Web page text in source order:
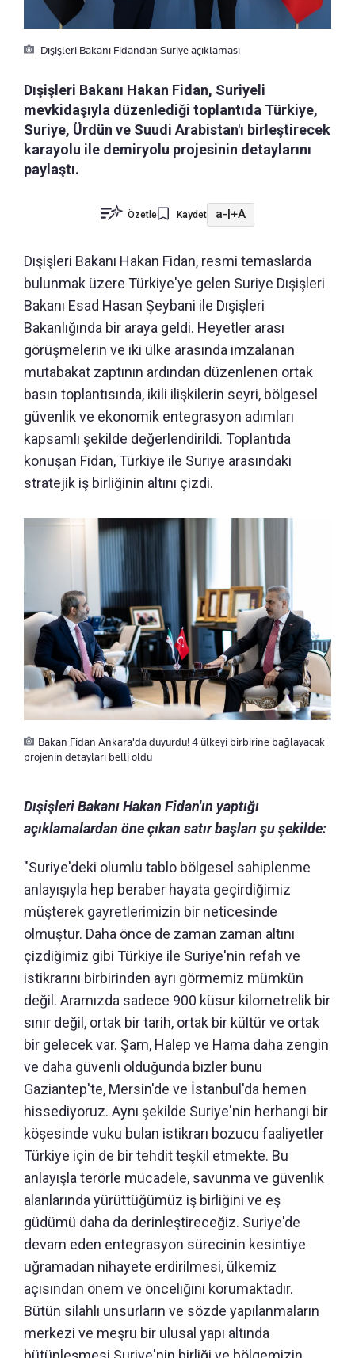
Dışişleri Bakanı Fidandan Suriye açıklaması
Dışişleri Bakanı Hakan Fidan, Suriyeli
mevkidaşıyla düzenlediği toplantıda Türkiye,
Suriye, Ürdün ve Suudi Arabistan'ı birleştirecek
karayolu ile demiryolu projesinin detaylarını
paylaştı.
Özetle Kaydet a- +A
Dışişleri Bakanı Hakan Fidan, resmi temaslarda
bulunmak üzere Türkiye'ye gelen Suriye Dışişleri
Bakanı Esad Hasan Şeybani ile Dışişleri
Bakanlığında bir araya geldi. Heyetler arası
görüşmelerin ve iki ülke arasında imzalanan
mutabakat zaptının ardından düzenlenen ortak
basın toplantısında, ikili ilişkilerin seyri, bölgesel
güvenlik ve ekonomik entegrasyon adımları
kapsamlı şekilde değerlendirildi. Toplantıda
konuşan Fidan, Türkiye ile Suriye arasındaki
stratejik iş birliğinin altını çizdi.
Bakan Fidan Ankara'da duyurdu! 4 ülkeyi birbirine bağlayacak
projenin detayları belli oldu
Dışişleri Bakanı Hakan Fidan'ın yaptığı
açıklamalardan öne çıkan satır başları şu şekilde:
"Suriye'deki olumlu tablo bölgesel sahiplenme
anlayışıyla hep beraber hayata geçirdiğimiz
müşterek gayretlerimizin bir neticesinde
olmuştur. Daha önce de zaman zaman altını
çizdiğimiz gibi Türkiye ile Suriye'nin refah ve
istikrarını birbirinden ayrı görmemiz mümkün
değil. Aramızda sadece 900 küsur kilometrelik bir
sınır değil, ortak bir tarih, ortak bir kültür ve ortak
bir gelecek var. Şam, Halep ve Hama daha zengin
ve daha güvenli olduğunda bizler bunu
Gaziantep'te, Mersin'de ve İstanbul'da hemen
hissediyoruz. Aynı şekilde Suriye'nin herhangi bir
köşesinde vuku bulan istikrarı bozucu faaliyetler
Türkiye için de bir tehdit teşkil etmekte. Bu
anlayışla terörle mücadele, savunma ve güvenlik
alanlarında yürüttüğümüz iş birliğini ve eş
güdümü daha da derinleştireceğiz. Suriye'de
devam eden entegrasyon sürecinin kesintiye
uğramadan nihayete erdirilmesi, ülkemiz
açısından önem ve önceliğini korumaktadır.
Bütün silahlı unsurların ve sözde yapılanmaların
merkezi ve meşru bir ulusal yapı altında